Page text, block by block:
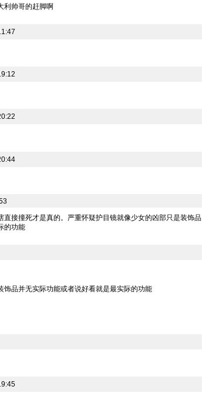
利帅哥的赶脚啊
直接撞死才是真的。严重怀疑护目镜就像少女的凶部只是装饰品
的功能
品并无实际功能或者说好看就是最实际的功能